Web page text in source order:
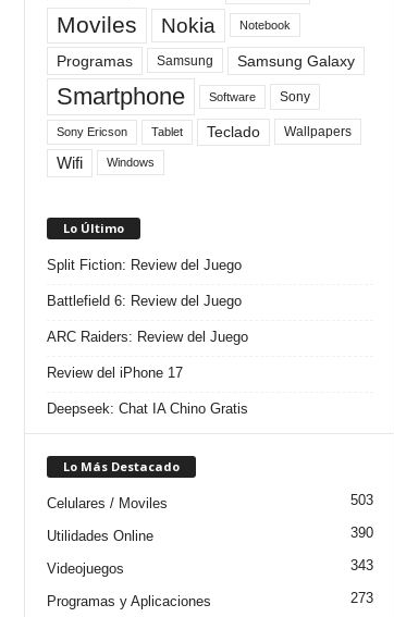
Moviles Nokia Notebook
Programas Samsung Samsung Galaxy
Smartphone Software Sony
Sony Ericson Tablet Teclado Wallpapers
Wifi Windows
Lo Último
Split Fiction: Review del Juego
Battlefield 6: Review del Juego
ARC Raiders: Review del Juego
Review del iPhone 17
Deepseek: Chat IA Chino Gratis
Lo Más Destacado
Celulares / Moviles 503
Utilidades Online 390
Videojuegos 343
Programas y Aplicaciones 273